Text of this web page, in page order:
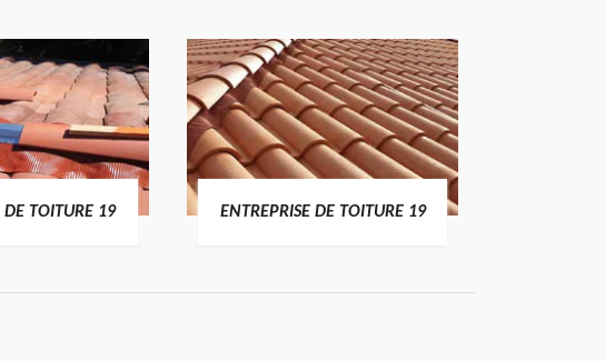
DE TOITURE 19 ENTREPRISE DE TOITURE 19